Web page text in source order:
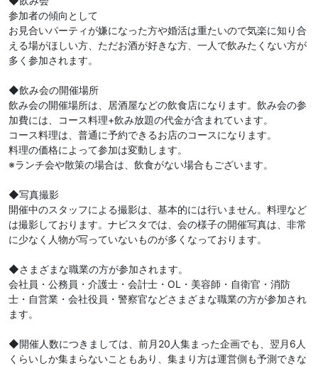
参加者の傾向として
お見合いパーティが嫌になった方や婚活は重たいので気楽に知り合
える場がほしい方、ただお酒が好きな方、一人で飲みたくない方が
多く参加されます。
◆飲み会の開催場所
飲み会の開催場所は、居酒屋などの飲食店になります。飲み会の参
加費には、コース料理+飲み放題の代金が含まれています。
コース料理は、普通に予約できるお店のコースになります。
料理の価格によって参加は変動します。
※ランチ会や散策の場合は、飲食がない場合もございます。
◆写真撮影
開催中のスタッフによる撮影は、基本的には行いません。料理など
は撮影しております。ナビスタでは、会の様子の開催写真は、非常
に少なく人物が写っていないものが多くなっております。
◆さまざまな職業の方が参加されます。
会社員・公務員・介護士・会計士・OL・美容師・自衛官・消防
士・自営業・会社役員・警察官などさまざまな職業の方が参加され
ます。
◆開催人数につきましては、前月20人集まった企画でも、翌月6人
くらいしか集まらないこともあり、集まり方は運営側も予測できな